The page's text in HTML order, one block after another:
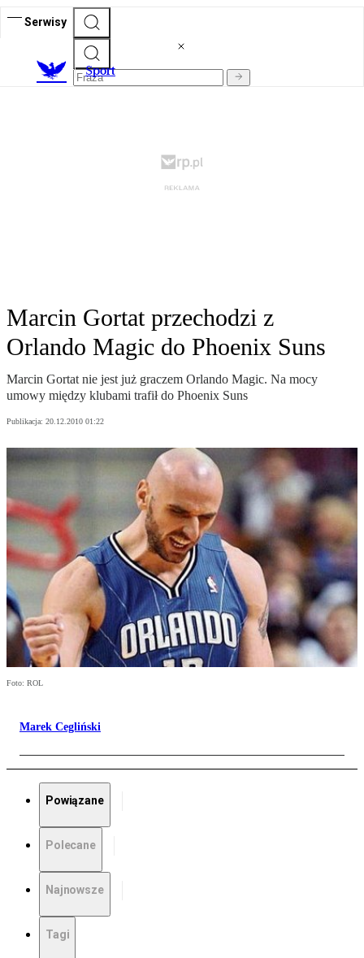
Serwisy
Sport
Marcin Gortat przechodzi z
Orlando Magic do Phoenix Suns
Marcin Gortat nie jest już graczem Orlando Magic. Na mocy
umowy między klubami trafił do Phoenix Suns
Publikacja: 20.12.2010 01:22
Foto: ROL
Marek Cegliński
Powiązane
Polecane
Najnowsze
Tagi